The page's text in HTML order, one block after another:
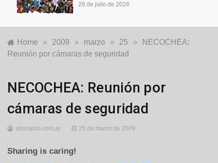
26 de julio de 2026
Home » 2009 » marzo » 25 »
NECOCHEA:
Reunión por cámaras de seguridad
Locales
NECOCHEA: Reunión por
cámaras de seguridad
ahorainfo.com.ar 25 de marzo de 2009
Sharing is caring!